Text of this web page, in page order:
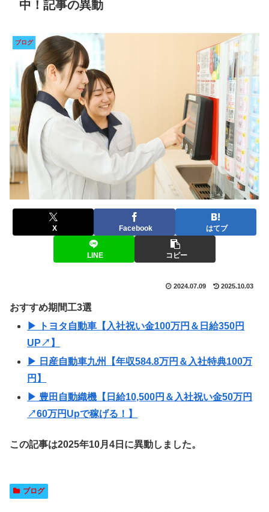
中！記事の異動
ブログ
X Facebook はてブ
LINE コピー
2024.07.09 2025.10.03
おすすめ期間工3選
▶ トヨタ自動車【入社祝い金100万円＆日給350円
UP↗】
▶ 日産自動車九州【年収584.8万円＆入社特典100万
円】
▶ 豊田自動織機【日給10,500円＆入社祝い金50万円
↗60万円Upで稼げる！】
この記事は2025年10月4日に異動しました。
ブログ